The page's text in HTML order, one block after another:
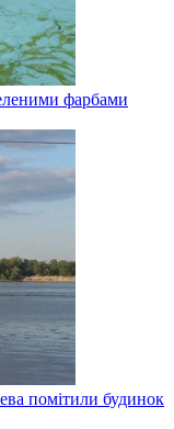
фарбами
помітили будинок